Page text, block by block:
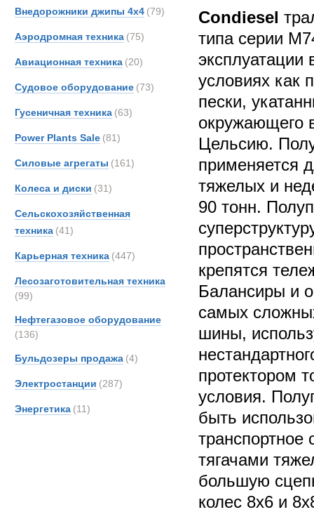
Внедорожники джипы 4х4 (79)
Аэродромная техника (75)
Авиационная техника (20)
Судовое оборудование (73)
Гусеничная техника (63)
Power Plants Sale (81)
Силовые агрегаты (161)
Колеса и диски (31)
Сельскохозяйственная
техника (41)
Карьерная техника (447)
Лесозаготовительная техника
(99)
Нефтегазовое оборудование
(136)
Бульдозеры продажа (4)
Электростанции (287)
Энергетика (11)
Condiesel
типа серии
условиях как
пески,
окружающего
Цельсию.
применяется
тяжелых и
90 тонн.
крепятся
Балансиры и
самых
шины,
протектором
условия.
быть
транспортное
тягачами
большую
колес 8х6 и